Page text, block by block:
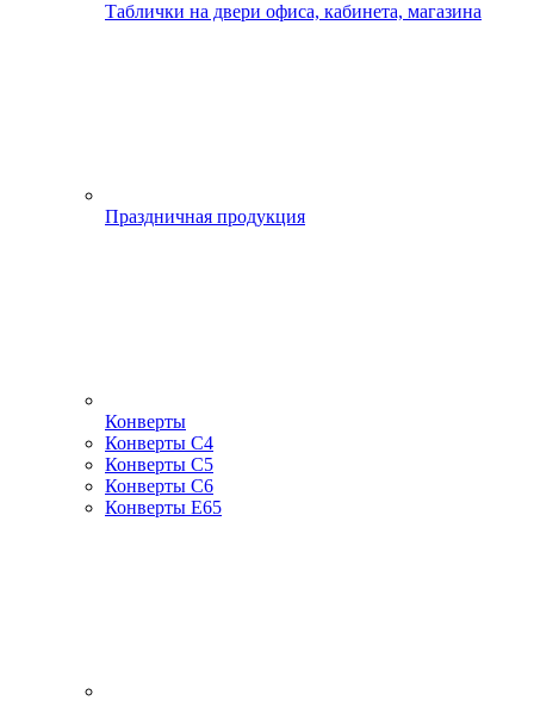
Таблички на двери офиса, кабинета, магазина
Праздничная продукция
Конверты
Конверты С4
Конверты С5
Конверты С6
Конверты Е65